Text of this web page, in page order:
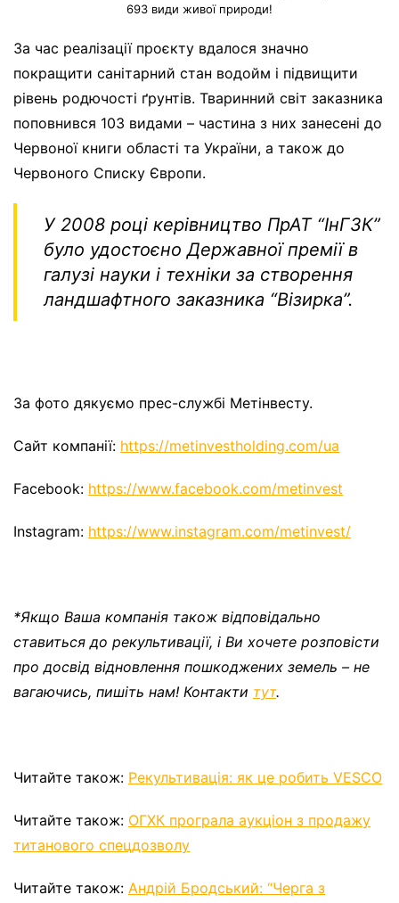
693 види живої природи!
За час реалізації проєкту вдалося значно
покращити санітарний стан водойм і підвищити
рівень родючості ґрунтів. Тваринний світ заказника
поповнився 103 видами – частина з них занесені до
Червоної книги області та України, а також до
Червоного Списку Європи.
У 2008 році керівництво ПрАТ “ІнГЗК”
було удостоєно Державної премії в
галузі науки і техніки за створення
ландшафтного заказника “Візирка”.
За фото дякуємо прес-службі Метінвесту.
Сайт компанії: https://metinvestholding.com/ua
Facebook: https://www.facebook.com/metinvest
Instagram: https://www.instagram.com/metinvest/
*Якщо Ваша компанія також відповідально
ставиться до рекультивації, і Ви хочете розповісти
про досвід відновлення пошкоджених земель – не
вагаючись, пишіть нам! Контакти тут.
Читайте також: Рекультивація: як це робить VESCO
Читайте також: ОГХК програла аукціон з продажу
титанового спецдозволу
Читайте також: Андрій Бродський: “Черга з